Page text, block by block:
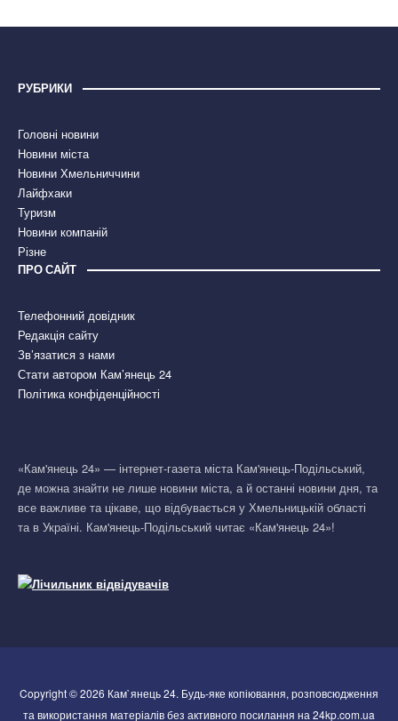
РУБРИКИ
Головні новини
Новини міста
Новини Хмельниччини
Лайфхаки
Туризм
Новини компаній
Різне
ПРО САЙТ
Телефонний довідник
Редакція сайту
Зв’язатися з нами
Стати автором Кам’янець 24
Політика конфіденційності
«Кам'янець 24» — інтернет-газета міста Кам'янець-Подільський,
де можна знайти не лише новини міста, а й останні новини дня, та
все важливе та цікаве, що відбувається у Хмельницькій області
та в Україні. Кам'янець-Подільський читає «Кам'янець 24»!
Copyright © 2026 Кам`янець 24. Будь-яке копіювання, розповсюдження
та використання матеріалів без активного посилання на 24kp.com.ua